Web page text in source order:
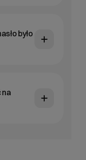
było
na